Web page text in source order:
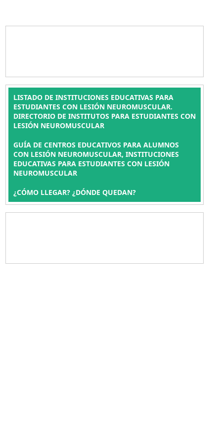
LISTADO DE INSTITUCIONES EDUCATIVAS PARA
ESTUDIANTES CON LESIÓN NEUROMUSCULAR.
DIRECTORIO DE INSTITUTOS PARA ESTUDIANTES CON
LESIÓN NEUROMUSCULAR
GUÍA DE CENTROS EDUCATIVOS PARA ALUMNOS
CON LESIÓN NEUROMUSCULAR, INSTITUCIONES
EDUCATIVAS PARA ESTUDIANTES CON LESIÓN
NEUROMUSCULAR
¿CÓMO LLEGAR? ¿DÓNDE QUEDAN?